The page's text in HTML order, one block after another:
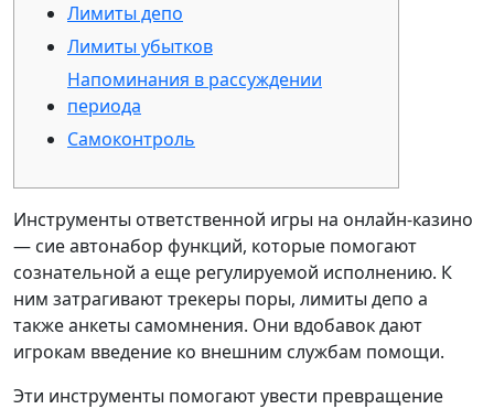
Лимиты депо
Лимиты убытков
Напоминания в рассуждении
периода
Самоконтроль
Инструменты ответственной игры на онлайн-казино
— сие автонабор функций, которые помогают
сознательной а еще регулируемой исполнению. К
ним затрагивают трекеры поры, лимиты депо а
также анкеты самомнения. Они вдобавок дают
игрокам введение ко внешним службам помощи.
Эти инструменты помогают увести превращение